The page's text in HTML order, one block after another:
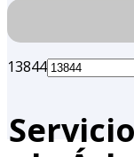
13844